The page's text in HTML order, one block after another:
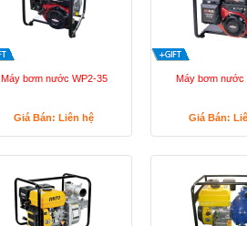
Máy bơm nước WP2-35
Giá Bán: Liên hệ
Máy bơm nước
Giá Bán: